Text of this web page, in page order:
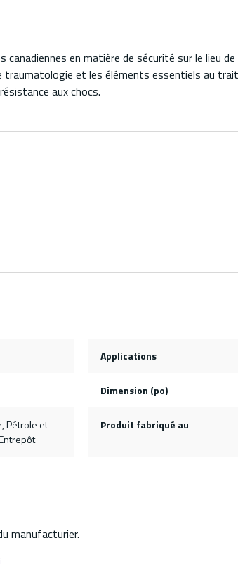
en matière de sécurité sur le lieu
traumatologie et les éléments essentiels au
aux chocs.
Applications
Dimension (po)
Pétrole et
Produit fabriqué au
manufacturier.